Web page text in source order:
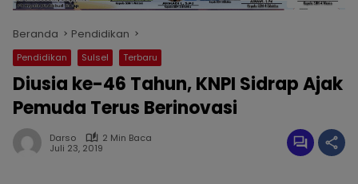
Beranda Pendidikan
Pendidikan Sulsel Terbaru
Diusia ke-46 Tahun, KNPI Sidrap Ajak
Pemuda Terus Berinovasi
Darso
2 Min Baca
Juli 23, 2019